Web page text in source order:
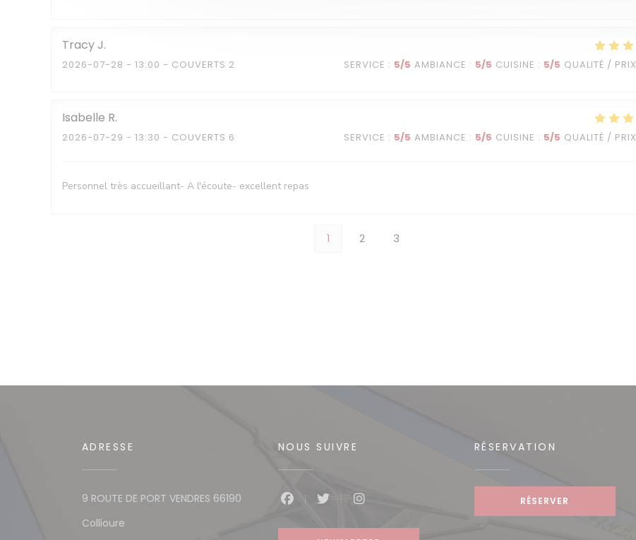
TracyJ
2026-07-28 - 13:00 - COUVERTS 2 SERVICE : 5/5 AMBIANCE : 5/5 CUISINE : 5/5 QUALITÉ / PRIX
Isabelle R
2026-07-29 - 13:30 - COUVERTS 6 SERVICE : 5/5 AMBIANCE : 5/5 CUISINE : 5/5 QUALITÉ / PRIX
Personnel très accueillant- A l'écoute- excellent repas
1 2 3
ADRESSE
9 ROUTE DE PORT VENDRES 66190
Collioure((ouvre une nouvelle fenêtre))
NOUS SUIVRE
Facebook ((ouvre une nouvelle fenêtre))
RÉSERVATION
RÉSERVER